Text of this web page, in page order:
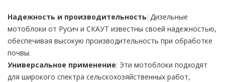
Надежность и производительность: Дизельные
мотоблоки от Русич и СКАУТ известны своей надежностью,
обеспечивая высокую производительность при обработке
почвы.
Универсальное применение: Эти мотоблоки подходят
для широкого спектра сельскохозяйственных работ,